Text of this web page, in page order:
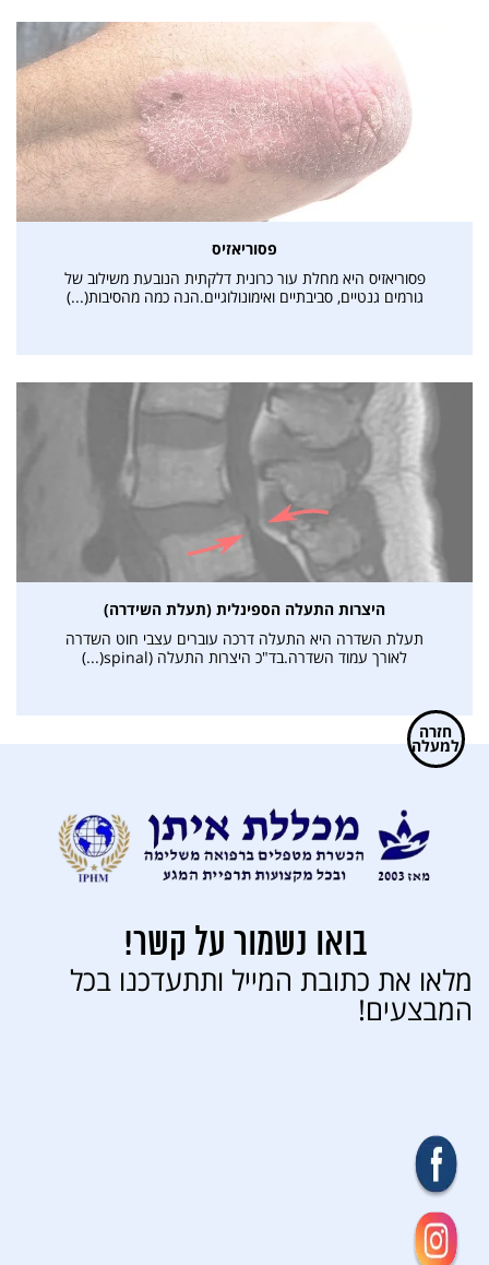
פסוריאזיס
פסוריאזיס היא מחלת עור כרונית דלקתית הנובעת משילוב של
גורמים גנטיים, סביבתיים ואימונולוגיים.הנה כמה מהסיבות(...)
היצרות התעלה הספינלית (תעלת השידרה)
תעלת השדרה היא התעלה דרכה עוברים עצבי חוט השדרה
לאורך עמוד השדרה.בד"כ היצרות התעלה (spinal(...)
חזרה
למעלה
בואו נשמור על קשר!
מלאו את כתובת המייל ותתעדכנו בכל
המבצעים!